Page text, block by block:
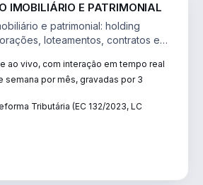
IMOBILIÁRIO E PATRIMONIAL
e patrimonial: holding
loteamentos, contratos e
ao vivo, com interação em tempo real
semana por mês, gravadas por 3
Tributária (EC 132/2023, LC